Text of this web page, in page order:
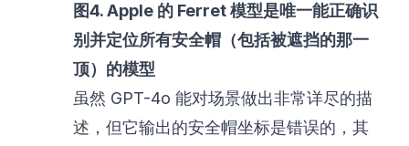
图4. Apple 的 Ferret 模型是唯一能正确识
别并定位所有安全帽（包括被遮挡的那一
顶）的模型
虽然 GPT-4o 能对场景做出非常详尽的描
述，但它输出的安全帽坐标是错误的，其